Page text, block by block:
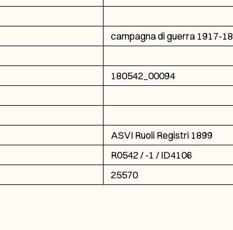
campagna di guerra 1917-18
180542_00094
ASVI Ruoli Registri 1899
R0542 / -1 / ID4106
25570